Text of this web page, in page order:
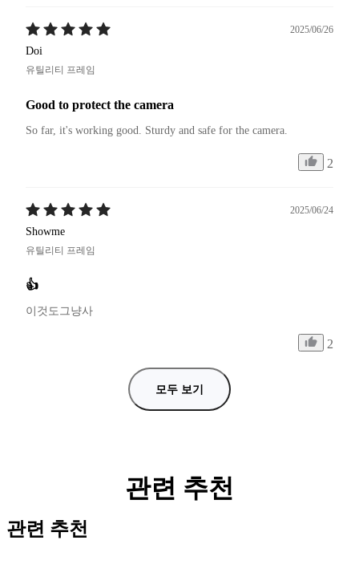
2025/06/26
Doi
유틸리티 프레임
Good to protect the camera
So far, it's working good. Sturdy and safe for the camera.
2
2025/06/24
Showme
유틸리티 프레임
👍
이것도그냥사
2
모두 보기
관련 추천
관련 추천